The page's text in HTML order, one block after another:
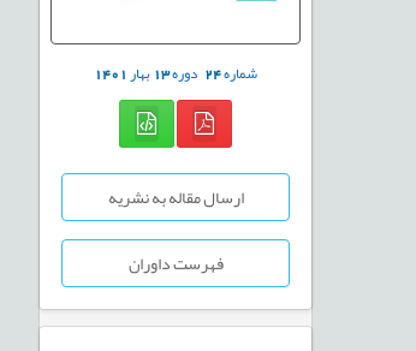
شماره24 دوره13بهار1401
ارسال مقاله به نشریه
فهرست داوران